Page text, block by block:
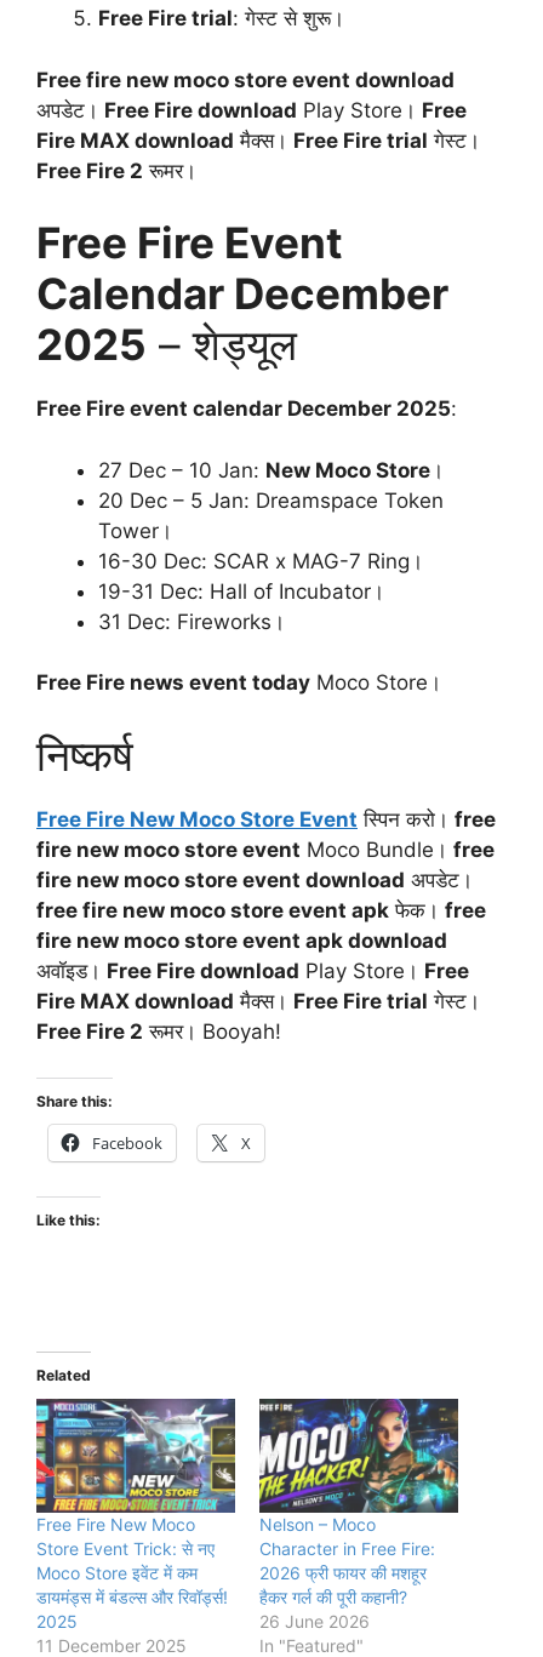
Free Fire trial: गेस्ट से शुरू।
Free fire new moco store event download
अपडेट। Free Fire download Play Store। Free
Fire MAX download मैक्स। Free Fire trial गेस्ट।
Free Fire 2 रूमर।
Free Fire Event
Calendar December
2025 – शेड्यूल
Free Fire event calendar December 2025:
27 Dec – 10 Jan: New Moco Store ।
20 Dec – 5 Jan: Dreamspace Token
Tower।
16-30 Dec: SCAR x MAG-7 Ring।
19-31 Dec: Hall of Incubator।
31 Dec: Fireworks।
Free Fire news event today Moco Store।
निष्कर्ष
Free Fire New Moco Store Event स्पिन करो। free
fire new moco store event Moco Bundle। free
fire new moco store event download अपडेट।
free fire new moco store event apk फेक। free
fire new moco store event apk download
अवॉइड। Free Fire download Play Store। Free
Fire MAX download मैक्स। Free Fire trial गेस्ट।
Free Fire 2 रूमर। Booyah!
Share this:
Facebook X
Like this:
Related
Free Fire New Moco
Store Event Trick: से नए
Moco Store इवेंट में कम
डायमंड्स में बंडल्स और रिवॉर्ड्स!
2025
11 December 2025
Nelson – Moco
Character in Free Fire:
2026 फ्री फायर की मशहूर
हैकर गर्ल की पूरी कहानी?
26 June 2026
In "Featured"